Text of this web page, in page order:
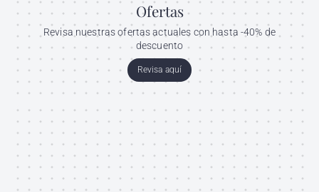
Ofertas
Revisa nuestras ofertas actuales con hasta -40% de
descuento
Revisa aquí